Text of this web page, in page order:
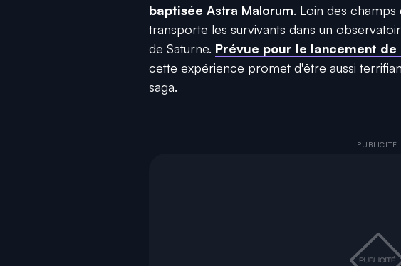
baptisée Astra Malorum. Loin des
transporte les survivants dans un
de Saturne. Prévue pour le lancement
cette expérience promet d'être aussi
saga.